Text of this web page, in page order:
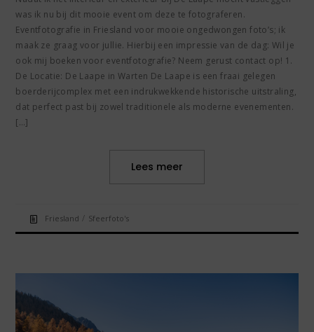
was ik nu bij dit mooie event om deze te fotograferen.
Eventfotografie in Friesland voor mooie ongedwongen foto’s; ik
maak ze graag voor jullie. Hierbij een impressie van de dag: Wil je
ook mij boeken voor eventfotografie? Neem gerust contact op! 1.
De Locatie: De Laape in Warten De Laape is een fraai gelegen
boerderijcomplex met een indrukwekkende historische uitstraling,
dat perfect past bij zowel traditionele als moderne evenementen.
[…]
Lees meer
Friesland / Sfeerfoto's